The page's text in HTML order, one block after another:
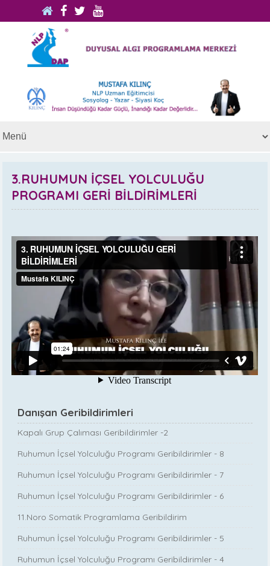
3.RUHUMUN İÇSEL YOLCULUĞU
PROGRAMI GERİ BİLDİRİMLERİ
Danışan Geribildirimleri
Kapalı Grup Çalıması Geribildirimler -2
Ruhumun İçsel Yolculuğu Programı Geribildirimler - 8
Ruhumun İçsel Yolculuğu Programı Geribildirimler - 7
Ruhumun İçsel Yolculuğu Programı Geribildirimler - 6
11.Noro Somatik Programlama Geribildirim
Ruhumun İçsel Yolculuğu Programı Geribildirimler - 5
Ruhumun İçsel Yolculuğu Programı Geribildirimler - 4